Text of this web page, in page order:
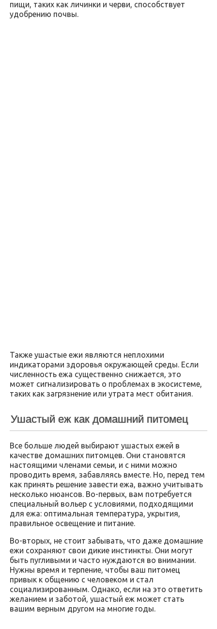
пищи, таких как личинки и черви, способствует
удобрению почвы.
Также ушастые ежи являются неплохими
индикаторами здоровья окружающей среды. Если
численность ежа существенно снижается, это
может сигнализировать о проблемах в экосистеме,
таких как загрязнение или утрата мест обитания.
Ушастый еж как домашний питомец
Все больше людей выбирают ушастых ежей в
качестве домашних питомцев. Они становятся
настоящими членами семьи, и с ними можно
проводить время, забавляясь вместе. Но, перед тем
как принять решение завести ежа, важно учитывать
несколько нюансов. Во-первых, вам потребуется
специальный вольер с условиями, подходящими
для ежа: оптимальная температура, укрытия,
правильное освещение и питание.
Во-вторых, не стоит забывать, что даже домашние
ежи сохраняют свои дикие инстинкты. Они могут
быть пугливыми и часто нуждаются во внимании.
Нужны время и терпение, чтобы ваш питомец
привык к общению с человеком и стал
социализированным. Однако, если на это ответить
желанием и заботой, ушастый еж может стать
вашим верным другом на многие годы.